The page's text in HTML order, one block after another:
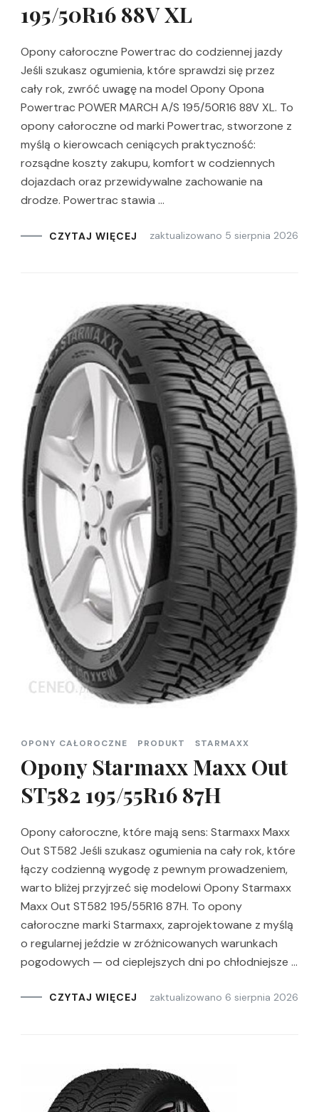
195/50R16 88V XL
Opony całoroczne Powertrac do codziennej jazdy
Jeśli szukasz ogumienia, które sprawdzi się przez
cały rok, zwróć uwagę na model Opony Opona
Powertrac POWER MARCH A/S 195/50R16 88V XL. To
opony całoroczne od marki Powertrac, stworzone z
myślą o kierowcach ceniących praktyczność:
rozsądne koszty zakupu, komfort w codziennych
dojazdach oraz przewidywalne zachowanie na
drodze. Powertrac stawia …
CZYTAJ WIĘCEJ zaktualizowano 5 sierpnia 2026
OPONY CAŁOROCZNE PRODUKT STARMAXX
Opony Starmaxx Maxx Out
ST582 195/55R16 87H
Opony całoroczne, które mają sens: Starmaxx Maxx
Out ST582 Jeśli szukasz ogumienia na cały rok, które
łączy codzienną wygodę z pewnym prowadzeniem,
warto bliżej przyjrzeć się modelowi Opony Starmaxx
Maxx Out ST582 195/55R16 87H. To opony
całoroczne marki Starmaxx, zaprojektowane z myślą
o regularnej jeździe w zróżnicowanych warunkach
pogodowych — od cieplejszych dni po chłodniejsze …
CZYTAJ WIĘCEJ zaktualizowano 6 sierpnia 2026